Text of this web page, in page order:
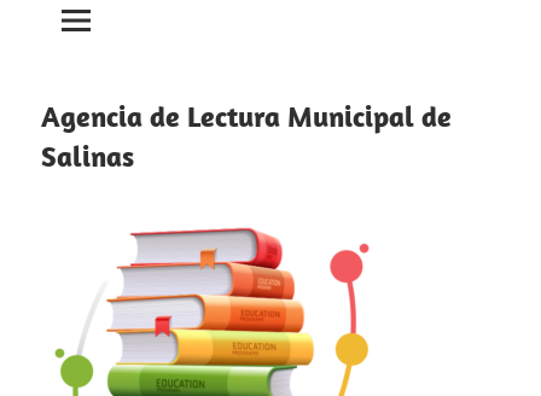
Agencia de Lectura Municipal de
Salinas